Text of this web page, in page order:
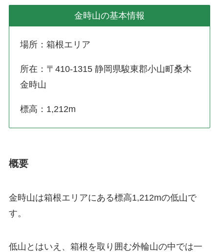
金時山の基本情報
場所：箱根エリア
所在：〒410-1315 静岡県駿東郡小山町桑木
金時山
標高：1,212m
概要
金時山は箱根エリアにある標高1,212mの低山で
す。
低山とはいえ、箱根を取り囲む外輪山の中では一